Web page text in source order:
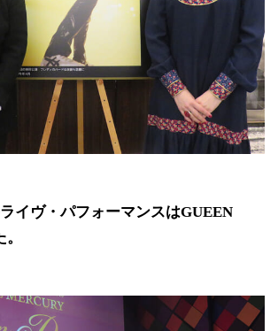
イヴ・パフォーマンスはGUEEN